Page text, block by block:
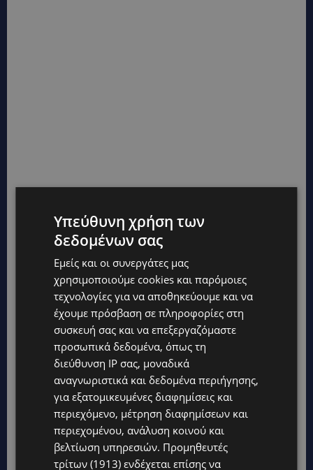
Υπεύθυνη χρήση των
δεδομένων σας
Εμείς και οι συνεργάτες μας
χρησιμοποιούμε cookies και παρόμοιες
τεχνολογίες για να αποθηκεύουμε και να
έχουμε πρόσβαση σε πληροφορίες στη
συσκευή σας και να επεξεργαζόμαστε
προσωπικά δεδομένα, όπως τη
διεύθυνση IP σας, μοναδικά
αναγνωριστικά και δεδομένα περιήγησης,
για εξατομικευμένες διαφημίσεις και
περιεχόμενο, μέτρηση διαφημίσεων και
περιεχομένου, ανάλυση κοινού και
βελτίωση υπηρεσιών. Προμηθευτές
τρίτων (1913) ενδέχεται επίσης να